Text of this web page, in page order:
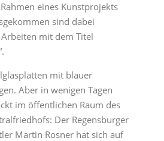
eines Kunstprojekts
sind dabei
mit dem Titel
mit blauer
Aber in wenigen Tagen
im öffentlichen Raum des
Der Regensburger
Martin Rosner hat sich auf